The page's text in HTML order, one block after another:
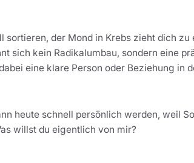
der Mond in Krebs zieht dich
sich kein Radikalumbau, sondern eine
eine klare Person oder Beziehung in
heute schnell persönlich werden, weil
willst du eigentlich von mir?